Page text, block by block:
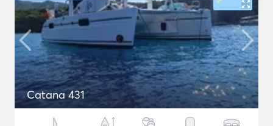
Catana 431